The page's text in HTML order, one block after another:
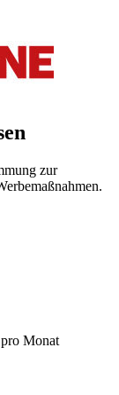
zur
Monat